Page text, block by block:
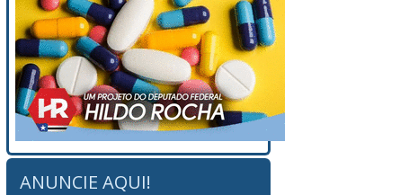
ANUNCIE AQUI!